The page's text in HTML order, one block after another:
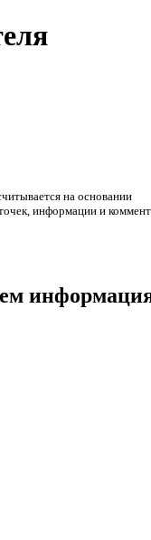
на основании
информации и